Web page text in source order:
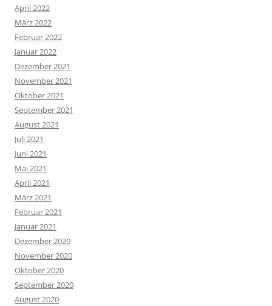
April 2022
März 2022
Februar 2022
Januar 2022
Dezember 2021
November 2021
Oktober 2021
September 2021
August 2021
Juli 2021
Juni 2021
Mai 2021
April 2021
März 2021
Februar 2021
Januar 2021
Dezember 2020
November 2020
Oktober 2020
September 2020
August 2020